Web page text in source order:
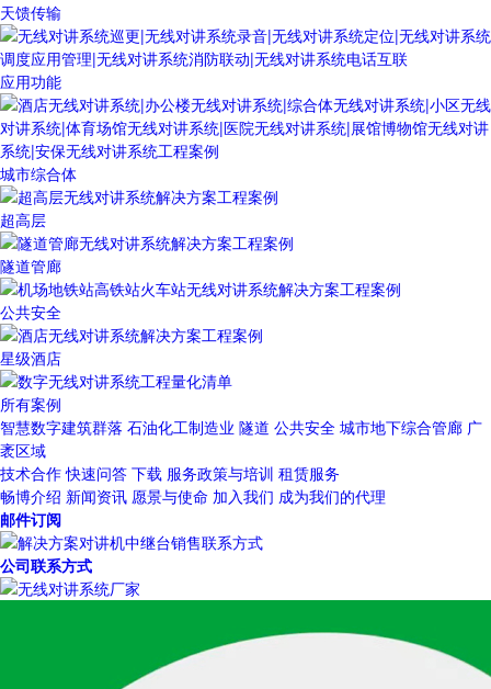
天馈传输
应用功能
城市综合体
超高层
隧道管廊
公共安全
星级酒店
所有案例
智慧数字建筑群落 石油化工制造业 隧道 公共安全 城市地下综合管廊 广
袤区域
技术合作 快速问答 下载 服务政策与培训 租赁服务
畅博介绍 新闻资讯 愿景与使命 加入我们 成为我们的代理
邮件订阅
公司联系方式